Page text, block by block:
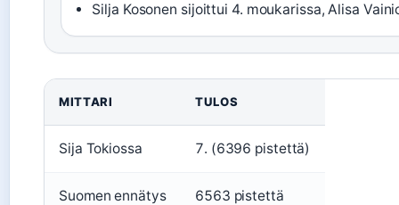
Silja Kosonen sijoittui 4. moukarissa, Alisa
MITTARI TULOS
Sija Tokiossa 7. (6396 pistettä)
Suomen ennätys 6563 pistettä